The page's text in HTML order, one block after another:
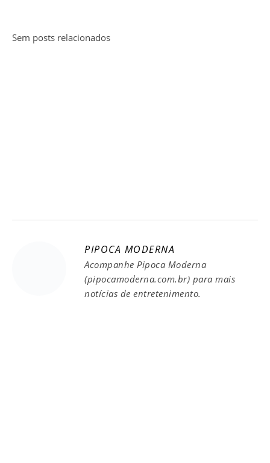
Sem posts relacionados
PIPOCA MODERNA
Acompanhe Pipoca Moderna
(pipocamoderna.com.br) para mais
notícias de entretenimento.